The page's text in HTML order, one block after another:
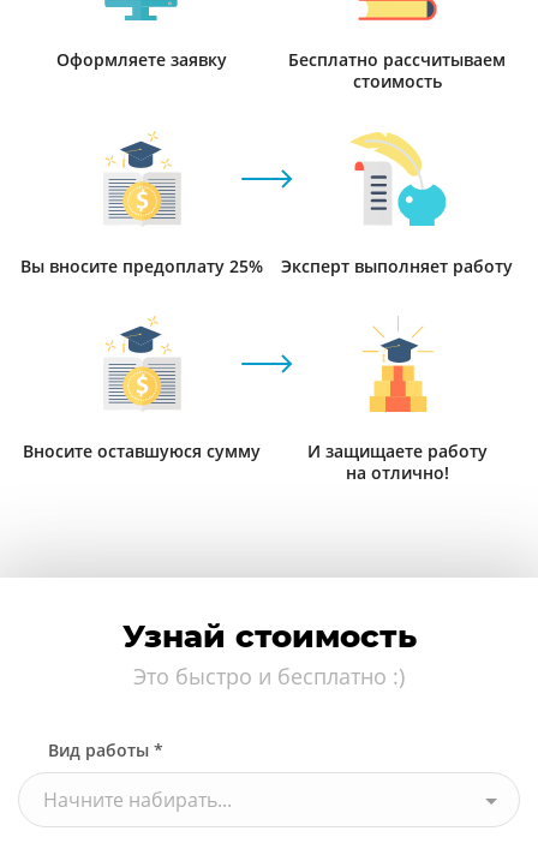
Оформляете заявку
Бесплатно рассчитываем
стоимость
Вы вносите предоплату 25% Эксперт выполняет работу
Вносите оставшуюся сумму
И защищаете работу
на отлично!
Узнай стоимость
Это быстро и бесплатно :)
Вид работы *
Начните набирать...